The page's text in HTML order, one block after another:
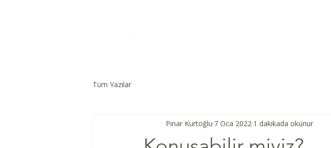
Tüm Yazılar
Pınar Kurtoğlu 7 Oca 2022 1 dakikada okunur